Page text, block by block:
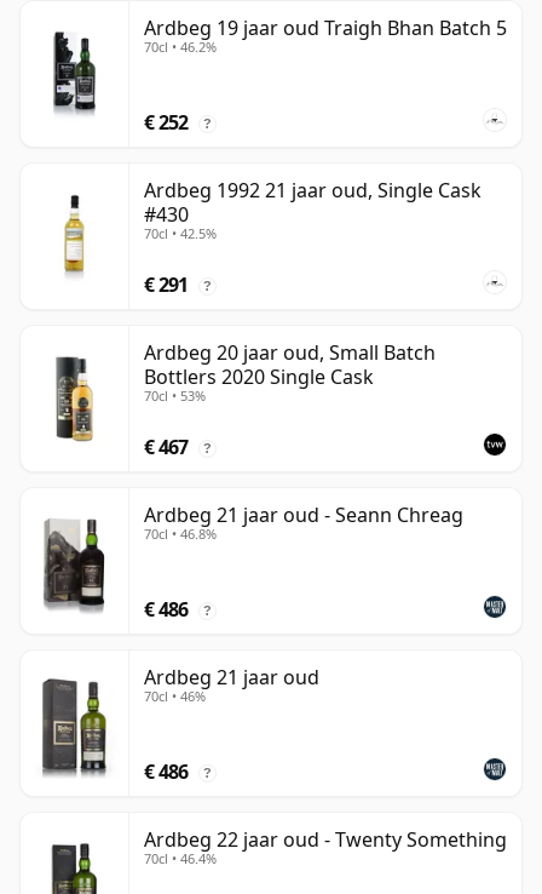
Ardbeg 19 jaar oud Traigh Bhan Batch 5
70cl • 46.2%
€ 252 ?
Ardbeg 1992 21 jaar oud, Single Cask
#430
70cl • 42.5%
€ 291 ?
Ardbeg 20 jaar oud, Small Batch
Bottlers 2020 Single Cask
70cl • 53%
€ 467 ?
Ardbeg 21 jaar oud - Seann Chreag
70cl • 46.8%
€ 486 ?
Ardbeg 21 jaar oud
70cl • 46%
€ 486 ?
Ardbeg 22 jaar oud - Twenty Something
70cl • 46.4%